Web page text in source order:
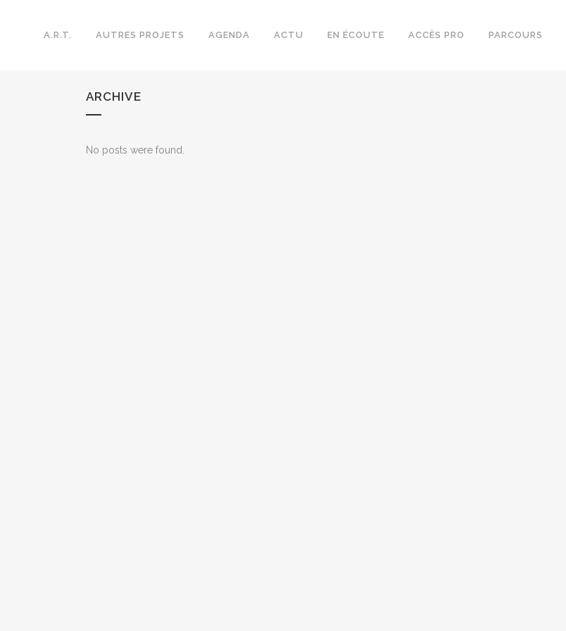
A.R.T. AUTRES PROJETS AGENDA ACTU EN ÉCOUTE ACCÈS PRO PARCOURS
ARCHIVE
No posts were found.